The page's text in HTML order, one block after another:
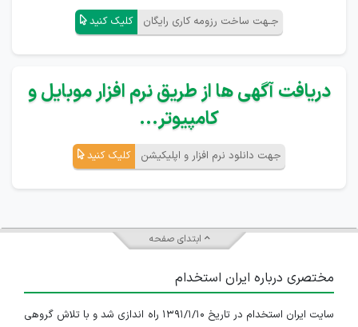
جـهت ساخت رزومه کاری رایگان کلیک کنید
دریافت آگهی ها از طریق نرم افزار موبایل و
کامپیوتر...
جهت دانلود نرم افزار و اپلیکیشن کلیک کنید
ابتدای صفحه
مختصری درباره ایران استخدام
سایت ایران استخدام در تاریخ ۱۳۹۱/۱/۱۰ راه اندازی شد و با تلاش گروهی